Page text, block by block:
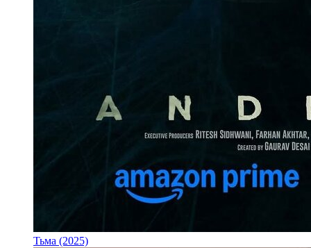
Тьма (2025)